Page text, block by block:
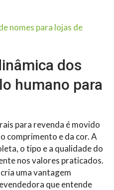
nomes para lojas de
dos
humano para
para revenda é movido
comprimento e da cor. A
o tipo e a qualidade do
nos valores praticados.
uma vantagem
que entende